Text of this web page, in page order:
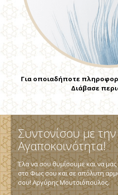
Για οποιαδήποτε
Διάβασε
Συντονίσου με την
Αγαποκοινότητα!
Έλα να σου θυμίσουμε και να μας
στο Φως σου και σε απόλυτη
σου! Αργύρης Μουτσιόπουλος.